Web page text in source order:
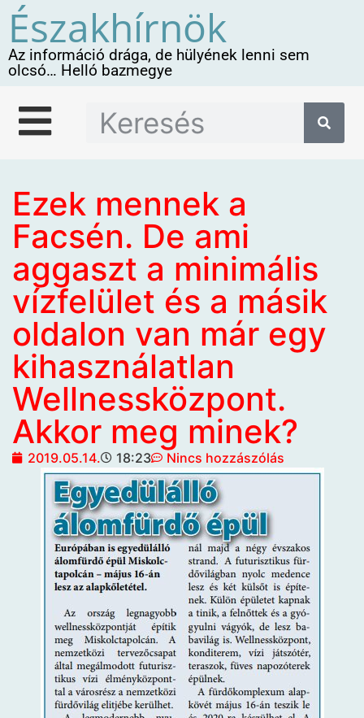
Északhírnök
Az információ drága, de hülyének lenni sem
olcsó… Helló bazmegye
Ezek mennek a
Facsén. De ami
aggaszt a minimális
vízfelület és a másik
oldalon van már egy
kihasználatlan
Wellnessközpont.
Akkor meg minek?
2019.05.14. 18:23 Nincs hozzászólás